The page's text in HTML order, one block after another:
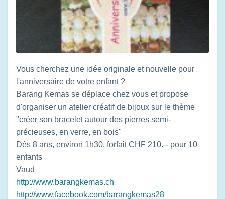
Vous cherchez une idée originale et nouvelle pour
l'anniversaire de votre enfant ?
Barang Kemas se déplace chez vous et propose
d'organiser un atelier créatif de bijoux sur le thème
"créer son bracelet autour des pierres semi-
précieuses, en verre, en bois"
Dès 8 ans, environ 1h30, forfait CHF 210.-- pour 10
enfants
Vaud
http://www.barangkemas.ch
http://www.facebook.com/barangkemas28